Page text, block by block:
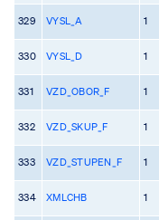
329 VYSL_A 1
330 VYSL_D 1
331 VZD_OBOR_F 1
332 VZD_SKUP_F 1
333 VZD_STUPEN_F 1
334 XMLCHB 1